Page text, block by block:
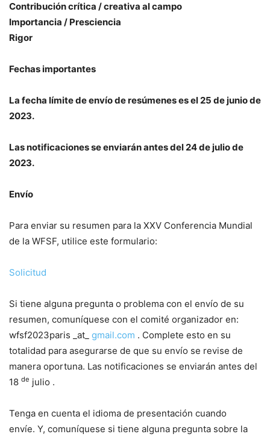
Contribución crítica / creativa al campo
Importancia / Presciencia
Rigor
Fechas importantes
La fecha límite de envío de resúmenes es el 25 de junio de
2023.
Las notificaciones se enviarán antes del 24 de julio de
2023.
Envío
Para enviar su resumen para la XXV Conferencia Mundial
de la WFSF, utilice este formulario:
Solicitud
Si tiene alguna pregunta o problema con el envío de su
resumen, comuníquese con el comité organizador en:
wfsf2023paris _at_ gmail.com . Complete esto en su
totalidad para asegurarse de que su envío se revise de
manera oportuna. Las notificaciones se enviarán antes del
18 de julio .
Tenga en cuenta el idioma de presentación cuando
envíe. Y, comuníquese si tiene alguna pregunta sobre la